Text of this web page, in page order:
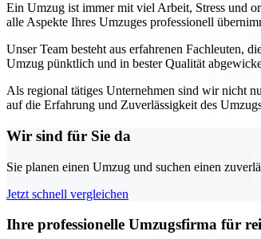
Ein Umzug ist immer mit viel Arbeit, Stress und
alle Aspekte Ihres Umzuges professionell
Unser Team besteht aus erfahrenen Fachleuten,
Umzug pünktlich und in bester Qualität
Als regional tätiges Unternehmen sind wir nicht
auf die Erfahrung und Zuverlässigkeit des
Wir sind für Sie da
Sie planen einen Umzug und suchen einen
Jetzt schnell vergleichen
Ihre professionelle Umzugsfirma für